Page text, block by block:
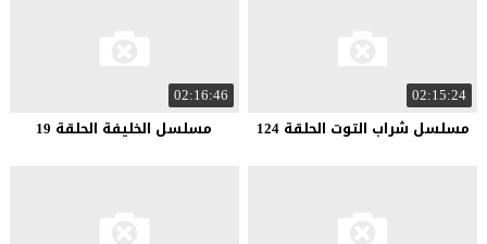
02:15:24
مسلسل شراب التوت الحلقة 124
02:16:46
مسلسل الخليفة الحلقة 19